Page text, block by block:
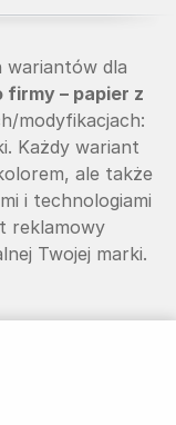
wariantów dla
firmy – papier z
modyfikacjach:
Każdy wariant
ale także
i technologiami
reklamowy
Twojej marki.